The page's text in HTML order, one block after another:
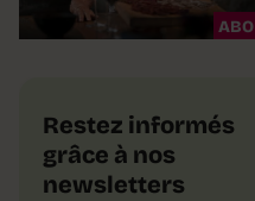
ABO
Restez informés
grâce à nos
newsletters